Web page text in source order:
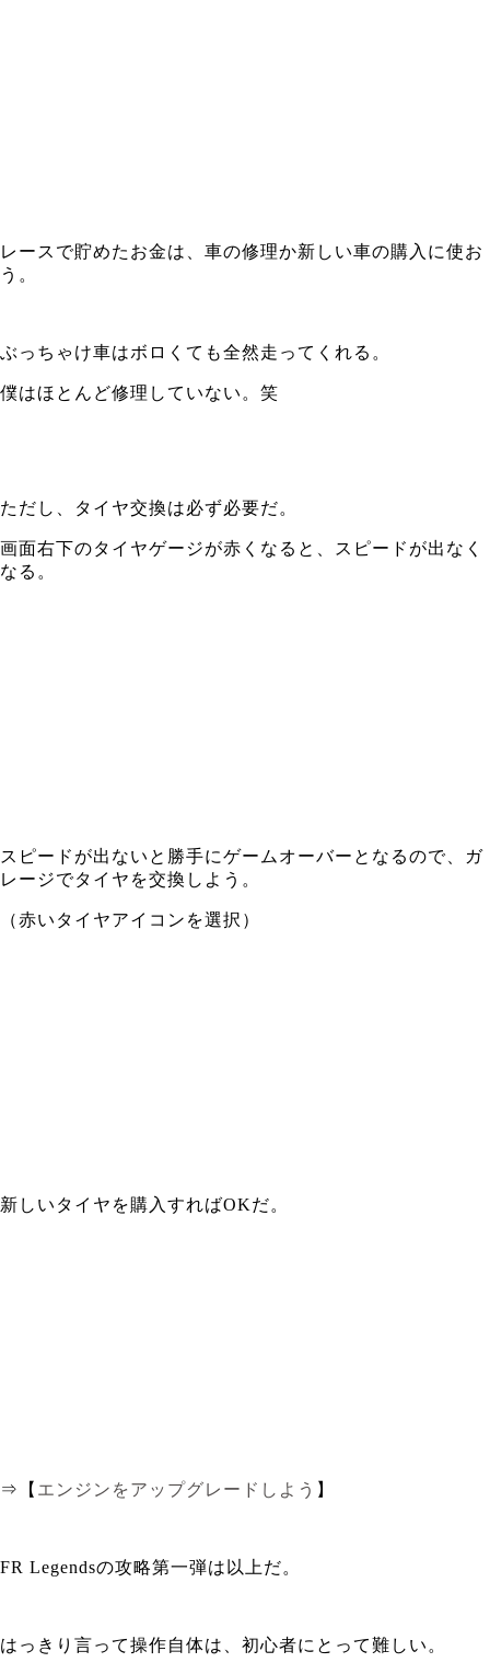
レースで貯めたお金は、車の修理か新しい車の購入に使お
う。
ぶっちゃけ車はボロくても全然走ってくれる。
僕はほとんど修理していない。笑
ただし、タイヤ交換は必ず必要だ。
画面右下のタイヤゲージが赤くなると、スピードが出なく
なる。
スピードが出ないと勝手にゲームオーバーとなるので、ガ
レージでタイヤを交換しよう。
（赤いタイヤアイコンを選択）
新しいタイヤを購入すればOKだ。
⇒【 エンジンをアップグレードしよう 】
FR Legendsの攻略第一弾は以上だ。
はっきり言って操作自体は、初心者にとって難しい。